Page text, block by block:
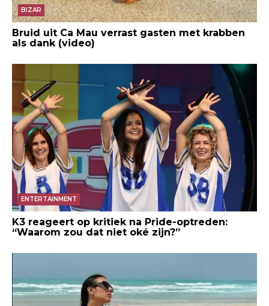
BIZAR
Bruid uit Ca Mau verrast gasten met krabben
als dank (video)
ENTERTAINMENT
K3 reageert op kritiek na Pride-optreden:
“Waarom zou dat niet oké zijn?”